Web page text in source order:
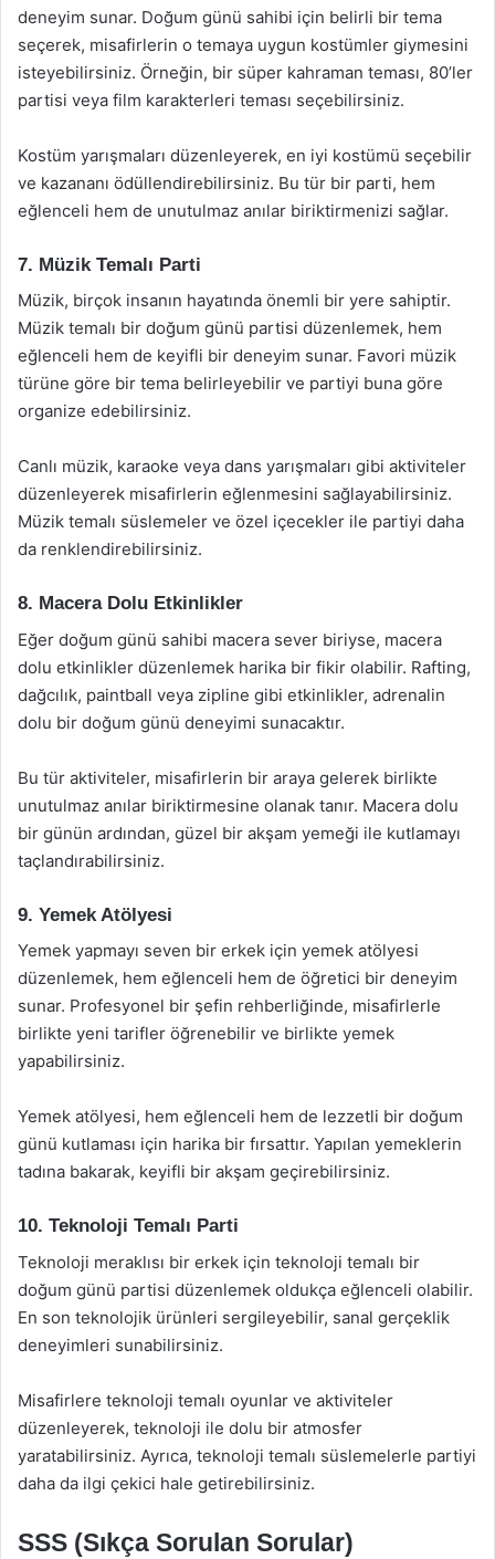
deneyim sunar. Doğum günü sahibi için belirli bir tema
seçerek, misafirlerin o temaya uygun kostümler giymesini
isteyebilirsiniz. Örneğin, bir süper kahraman teması, 80’ler
partisi veya film karakterleri teması seçebilirsiniz.
Kostüm yarışmaları düzenleyerek, en iyi kostümü seçebilir
ve kazananı ödüllendirebilirsiniz. Bu tür bir parti, hem
eğlenceli hem de unutulmaz anılar biriktirmenizi sağlar.
7. Müzik Temalı Parti
Müzik, birçok insanın hayatında önemli bir yere sahiptir.
Müzik temalı bir doğum günü partisi düzenlemek, hem
eğlenceli hem de keyifli bir deneyim sunar. Favori müzik
türüne göre bir tema belirleyebilir ve partiyi buna göre
organize edebilirsiniz.
Canlı müzik, karaoke veya dans yarışmaları gibi aktiviteler
düzenleyerek misafirlerin eğlenmesini sağlayabilirsiniz.
Müzik temalı süslemeler ve özel içecekler ile partiyi daha
da renklendirebilirsiniz.
8. Macera Dolu Etkinlikler
Eğer doğum günü sahibi macera sever biriyse, macera
dolu etkinlikler düzenlemek harika bir fikir olabilir. Rafting,
dağcılık, paintball veya zipline gibi etkinlikler, adrenalin
dolu bir doğum günü deneyimi sunacaktır.
Bu tür aktiviteler, misafirlerin bir araya gelerek birlikte
unutulmaz anılar biriktirmesine olanak tanır. Macera dolu
bir günün ardından, güzel bir akşam yemeği ile kutlamayı
taçlandırabilirsiniz.
9. Yemek Atölyesi
Yemek yapmayı seven bir erkek için yemek atölyesi
düzenlemek, hem eğlenceli hem de öğretici bir deneyim
sunar. Profesyonel bir şefin rehberliğinde, misafirlerle
birlikte yeni tarifler öğrenebilir ve birlikte yemek
yapabilirsiniz.
Yemek atölyesi, hem eğlenceli hem de lezzetli bir doğum
günü kutlaması için harika bir fırsattır. Yapılan yemeklerin
tadına bakarak, keyifli bir akşam geçirebilirsiniz.
10. Teknoloji Temalı Parti
Teknoloji meraklısı bir erkek için teknoloji temalı bir
doğum günü partisi düzenlemek oldukça eğlenceli olabilir.
En son teknolojik ürünleri sergileyebilir, sanal gerçeklik
deneyimleri sunabilirsiniz.
Misafirlere teknoloji temalı oyunlar ve aktiviteler
düzenleyerek, teknoloji ile dolu bir atmosfer
yaratabilirsiniz. Ayrıca, teknoloji temalı süslemelerle partiyi
daha da ilgi çekici hale getirebilirsiniz.
SSS (Sıkça Sorulan Sorular)